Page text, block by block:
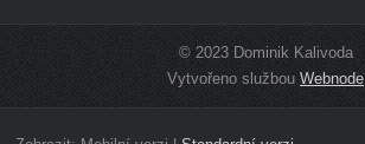
© 2023 Dominik Kalivoda
Vytvořeno službou Webnode